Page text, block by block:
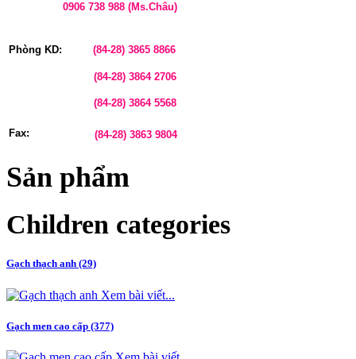
0906 738 988 (Ms.Châu)
Phòng KD: (84-28) 3865 8866
(84-28) 3864 2706
(84-28) 3864 5568
Fax: (84-28) 3863 9804
Sản phẩm
Children categories
Gạch thạch anh (29)
Xem bài viết...
Gạch men cao cấp (377)